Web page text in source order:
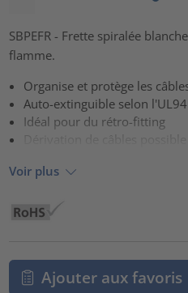
SBPEFR - Frette spiralée
flamme.
Organise et protège les
Auto-extinguible selon
Idéal pour du rétro-fitting
Voir plus
Ajouter aux favoris